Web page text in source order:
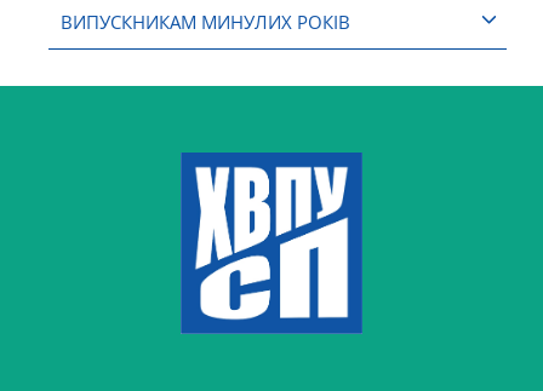
ВИПУСКНИКАМ МИНУЛИХ РОКІВ